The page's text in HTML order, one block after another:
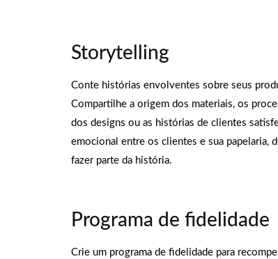
Storytelling
Conte histórias envolventes sobre seus
Compartilhe a origem dos materiais, os
dos designs ou as histórias de clientes
emocional entre os clientes e sua papelaria,
fazer parte da história.
Programa de fidelidade
Crie um programa de fidelidade para